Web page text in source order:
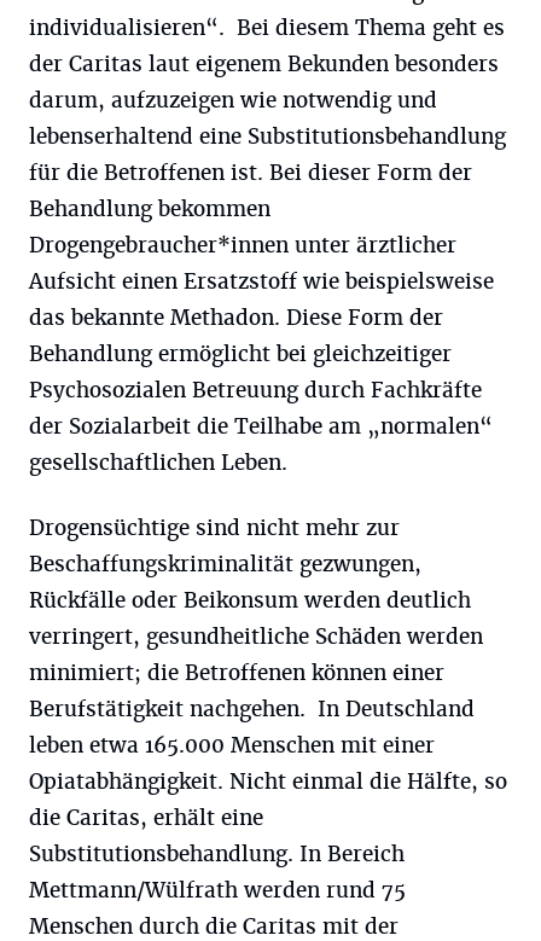
individualisieren“. Bei diesem Thema geht es
der Caritas laut eigenem Bekunden besonders
darum, aufzuzeigen wie notwendig und
lebenserhaltend eine Substitutionsbehandlung
für die Betroffenen ist. Bei dieser Form der
Behandlung bekommen
Drogengebraucher*innen unter ärztlicher
Aufsicht einen Ersatzstoff wie beispielsweise
das bekannte Methadon. Diese Form der
Behandlung ermöglicht bei gleichzeitiger
Psychosozialen Betreuung durch Fachkräfte
der Sozialarbeit die Teilhabe am „normalen“
gesellschaftlichen Leben.
Drogensüchtige sind nicht mehr zur
Beschaffungskriminalität gezwungen,
Rückfälle oder Beikonsum werden deutlich
verringert, gesundheitliche Schäden werden
minimiert; die Betroffenen können einer
Berufstätigkeit nachgehen. In Deutschland
leben etwa 165.000 Menschen mit einer
Opiatabhängigkeit. Nicht einmal die Hälfte, so
die Caritas, erhält eine
Substitutionsbehandlung. In Bereich
Mettmann/Wülfrath werden rund 75
Menschen durch die Caritas mit der